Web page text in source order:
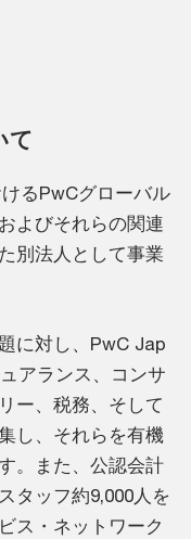
て
るPwCグローバル
よびそれらの関連
別法人として事業
に対し、PwC Jap
アランス、コンサ
ー、税務、そして
し、それらを有機
。また、公認会計
タッフ約9,000人を
ス・ネットワーク